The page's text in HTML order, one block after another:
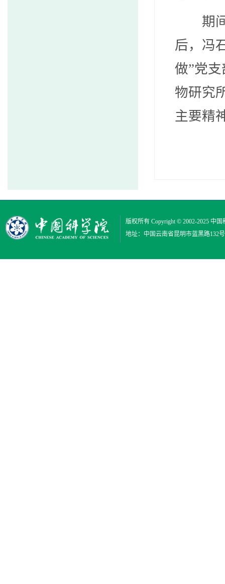
期
后，冯
做”党
物研究
主要精
版权所有 Copyright © 2002-2025 中国
地址：中国云南省昆明市蓝黑路